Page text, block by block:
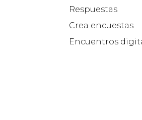
Respuestas
Crea encuestas
Encuentros